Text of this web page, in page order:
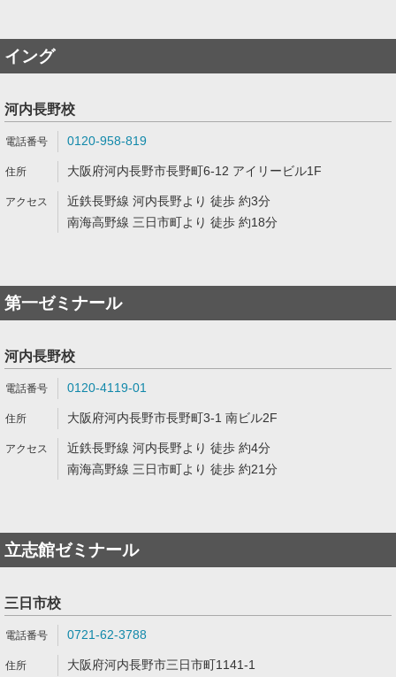
イング
河内長野校
0120-958-819
大阪府河内長野市長野町6-12 アイリービル1F
近鉄長野線 河内長野より 徒歩 約3分
南海高野線 三日市町より 徒歩 約18分
第一ゼミナール
河内長野校
0120-4119-01
大阪府河内長野市長野町3-1 南ビル2F
近鉄長野線 河内長野より 徒歩 約4分
南海高野線 三日市町より 徒歩 約21分
立志館ゼミナール
三日市校
0721-62-3788
大阪府河内長野市三日市町1141-1